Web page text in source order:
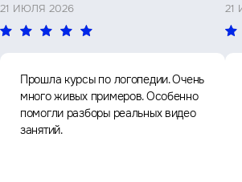
21 ИЮЛЯ 2026
Прошла курсы по логопедии. Очень
много живых примеров. Особенно
помогли разборы реальных видео
занятий.
21